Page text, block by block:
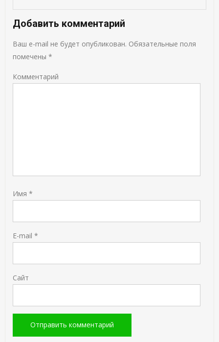
Добавить комментарий
Ваш e-mail не будет опубликован. Обязательные поля
помечены*
Комментарий
Имя*
E-mail*
Сайт